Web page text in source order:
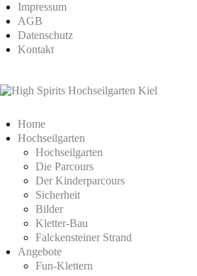
Impressum
AGB
Datenschutz
Kontakt
Home
Hochseilgarten
Hochseilgarten
Die Parcours
Der Kinderparcours
Sicherheit
Bilder
Kletter-Bau
Falckensteiner Strand
Angebote
Fun-Klettern